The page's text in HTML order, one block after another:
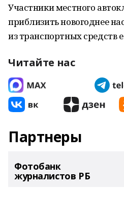
Участники местного
приблизить новогоднее
из транспортных средств
Читайте нас
Партнеры
Фотобанк
журналистов РБ